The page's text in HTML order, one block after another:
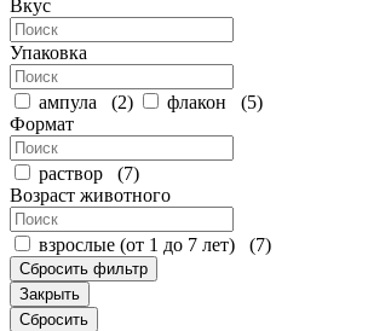
Вкус
Упаковка
ампула (2) флакон (5)
Формат
раствор (7)
Возраст животного
взрослые (от 1 до 7 лет) (7)
Сбросить фильтр
Закрыть
Сбросить